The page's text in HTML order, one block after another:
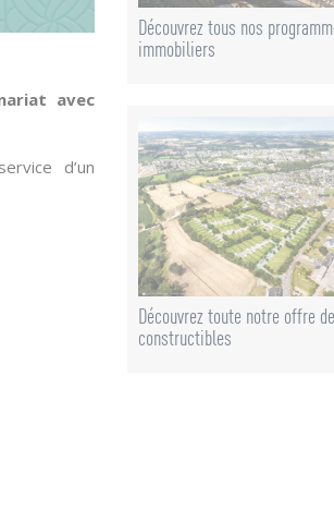
avec
d’un
Découvrez tous nos
immobiliers
Découvrez toute notre offre
constructibles